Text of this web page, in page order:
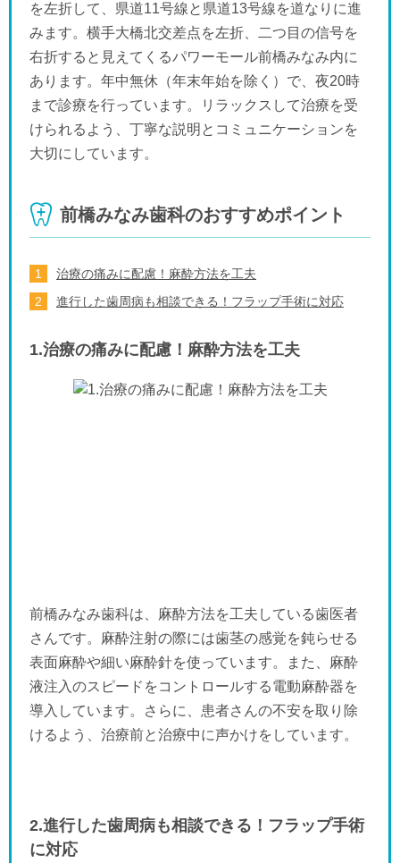
を左折して、県道11号線と県道13号線を道なりに進
みます。横手大橋北交差点を左折、二つ目の信号を
右折すると見えてくるパワーモール前橋みなみ内に
あります。年中無休（年末年始を除く）で、夜20時
まで診療を行っています。リラックスして治療を受
けられるよう、丁寧な説明とコミュニケーションを
大切にしています。
前橋みなみ歯科のおすすめポイント
治療の痛みに配慮！麻酔方法を工夫
進行した歯周病も相談できる！フラップ手術に対応
1.治療の痛みに配慮！麻酔方法を工夫
前橋みなみ歯科は、麻酔方法を工夫している歯医者
さんです。麻酔注射の際には歯茎の感覚を鈍らせる
表面麻酔や細い麻酔針を使っています。また、麻酔
液注入のスピードをコントロールする電動麻酔器を
導入しています。さらに、患者さんの不安を取り除
けるよう、治療前と治療中に声かけをしています。
2.進行した歯周病も相談できる！フラップ手術
に対応